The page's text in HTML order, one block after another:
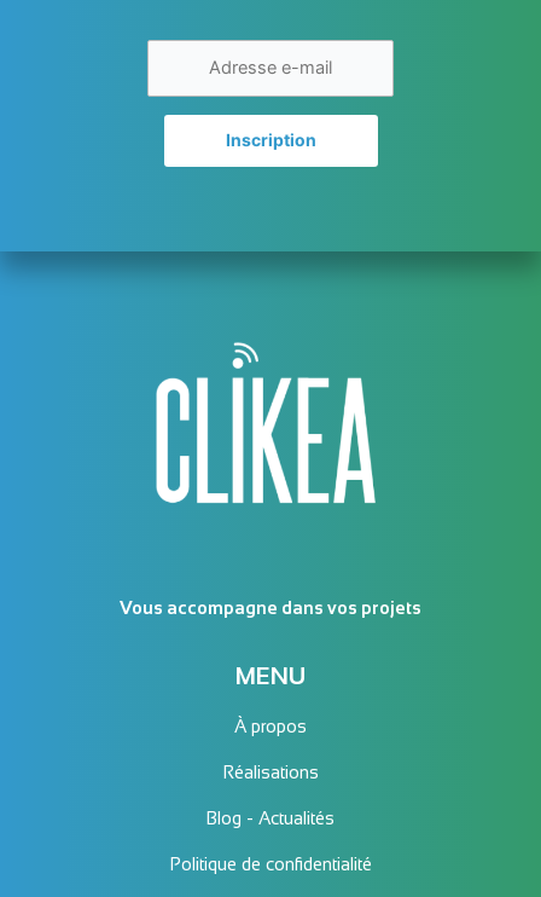
Vous accompagne dans vos projets
MENU
À propos
Réalisations
Blog - Actualités
Politique de confidentialité